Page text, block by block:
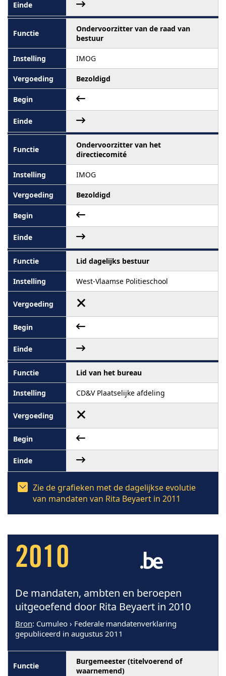
Ondervoorzitter van de raad van
bestuur
IMOG
Bezoldigd
Ondervoorzitter van het
directiecomité
IMOG
Bezoldigd
Lid dagelijks bestuur
West-Vlaamse Politieschool
Lid van het bureau
CD&V Plaatselijke afdeling
Zie de grafieken met de dagelijkse evolutie
van mandaten van Rita Beyaert in 2011
2010
De mandaten, ambten en beroepen
uitgeoefend door Rita Beyaert in 2010
Bron: Cumuleo › Federale mandatenverklaring
gepubliceerd in augustus 2011
Burgemeester (titelvoerend of
waarnemend)